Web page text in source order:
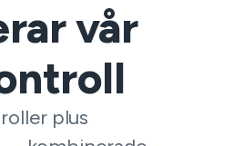
vår
plus